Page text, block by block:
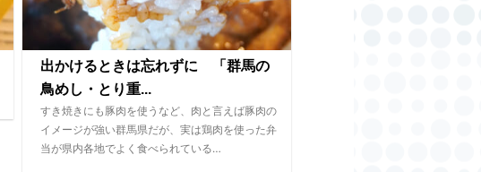
出かけるときは忘れずに 「群馬の
鳥めし・とり重...
すき焼きにも豚肉を使うなど、肉と言えば豚肉の
イメージが強い群馬県だが、実は鶏肉を使った弁
当が県内各地でよく食べられている…